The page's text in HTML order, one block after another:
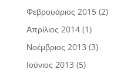
Φεβρουάριος 2015(2)
Απρίλιος 2014(1)
Νοέμβριος 2013 (3)
Ιούνιος 2013 (5)